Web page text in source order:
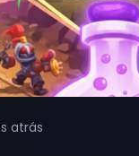
atrás